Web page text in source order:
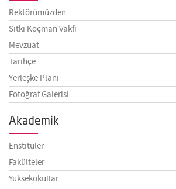
Rektörümüzden
Sıtkı Koçman Vakfı
Mevzuat
Tarihçe
Yerleşke Planı
Fotoğraf Galerisi
Akademik
Enstitüler
Fakülteler
Yüksekokullar